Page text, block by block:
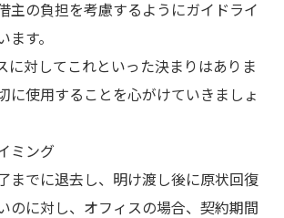
主の負担を考慮するようにガイドライ
ます。
に対してこれといった決まりはありま
に使用することを心がけていきましょ
ミング
までに退去し、明け渡し後に原状回復
のに対し、オフィスの場合、契約期間